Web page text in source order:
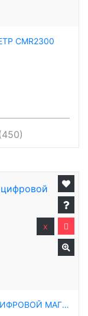
CMR2300
ТРЁХОСЕВОЙ ИНТЕЛЛЕКТУАЛЬНЫЙ ЦИФРОВОЙ МАГНИТОМЕТР CMR2300
x